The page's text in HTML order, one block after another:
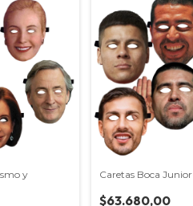
y
Caretas Boca Junior
$63.680,00